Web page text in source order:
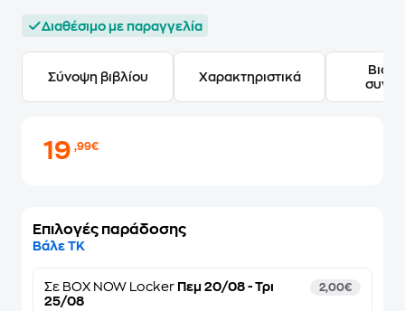
Διαθέσιμο με παραγγελία
Σύνοψη βιβλίου Χαρακτηριστικά
19,99€
Επιλογές παράδοσης
Βάλε ΤΚ
Σε BOX NOW Locker Πεμ 20/08 - Τρι
25/08
2,00€